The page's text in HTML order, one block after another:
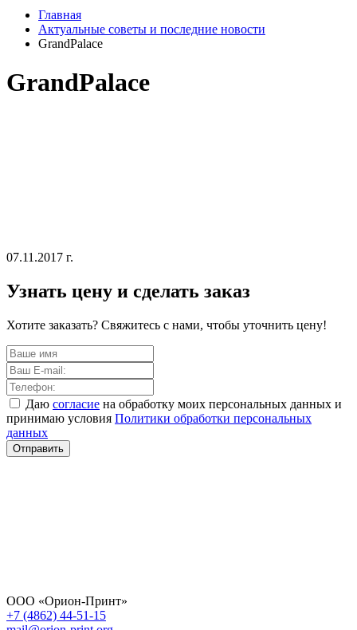
Главная
Актуальные советы и последние новости
GrandPalace
GrandPalace
07.11.2017 г.
Узнать цену и сделать заказ
Хотите заказать? Свяжитесь с нами, чтобы уточнить цену!
Даю согласие на обработку моих персональных данных и
принимаю условия Политики обработки персональных
данных
Отправить
ООО «Орион-Принт»
+7 (4862) 44-51-15